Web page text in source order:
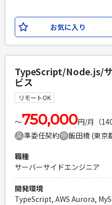
ユーザが作成した複雑なSQL
きます。
PHPを用いたWebサービ
Laravelを用いた開発経験1
エンジニア複数人のチーム
お気に入り
TypeScript/Node.js/
ビス
リモートOK
〜750,000円/月（
準委任契約
飯田橋 (東京
職種
サーバーサイドエンジニア
開発環境
TypeScript, AWS Aurora,